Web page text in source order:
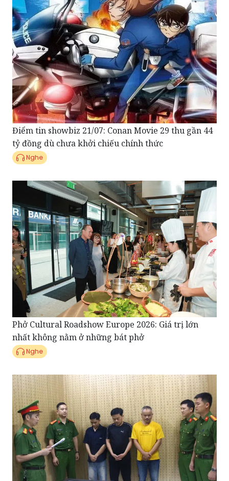
Điểm tin showbiz 21/07: Conan Movie 29 thu gần 44
tỷ đồng dù chưa khởi chiếu chính thức
Nghe
Phở Cultural Roadshow Europe 2026: Giá trị lớn
nhất không nằm ở những bát phở
Nghe
Điểm tin Pháp Luật ngày 20/07: Làm giả phiếu thí